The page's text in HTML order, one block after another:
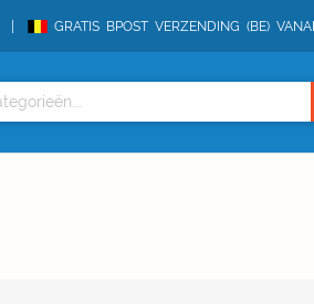
GRATIS BPOST VERZENDING (BE)